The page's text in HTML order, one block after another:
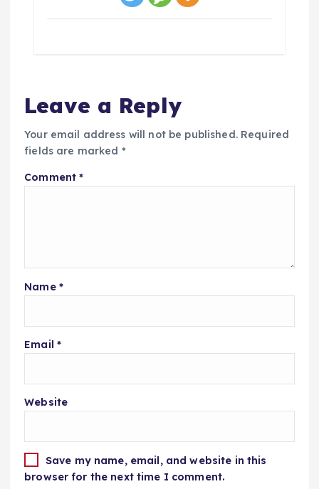
Leave a Reply
Your email address will not be published. Required
fields are marked *
Comment*
Name *
Email *
Website
Save my name, email, and website in this
browser for the next time I comment.